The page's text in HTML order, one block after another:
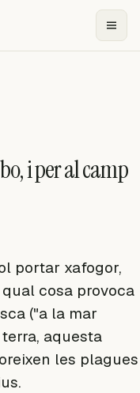
i per al camp
portar xafogor,
cosa provoca
("a la mar
aquesta
les plagues